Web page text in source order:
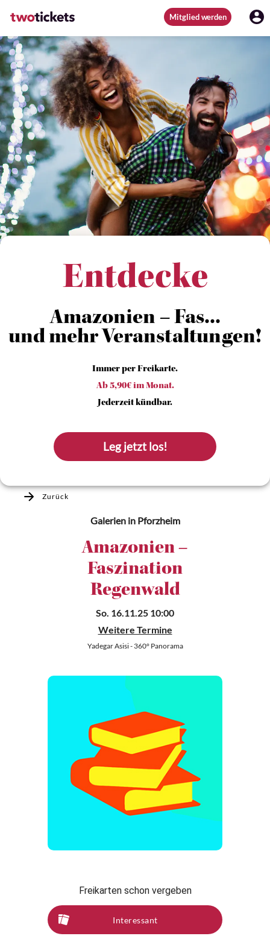
Mitglied werden
Entdecke
Amazonien – Fas...
und mehr Veranstaltungen!
Immer per Freikarte.
Ab 5,90€ im Monat.
Jederzeit kündbar.
Leg jetzt los!
Zurück
Galerienin Pforzheim
Amazonien –
Faszination
Regenwald
So. 16.11.25 10:00
Weitere Termine
Yadegar Asisi - 360° Panorama
Freikarten schon vergeben
Interessant